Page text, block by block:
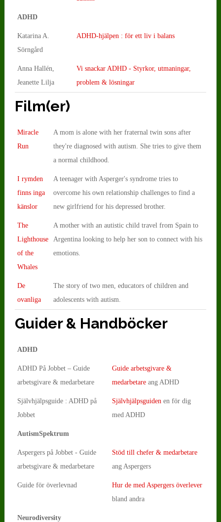
ADHD
Katarina A.
Sörngård
ADHD-hjälpen : för ett liv i balans
Anna Hallén,
Jeanette Lilja
Vi snackar ADHD - Styrkor, utmaningar,
problem & lösningar
Film(er)
Miracle
Run
A mom is alone with her fraternal twin sons after
they're diagnosed with autism. She tries to give them
a normal childhood.
I rymden
finns inga
känslor
A teenager with Asperger's syndrome tries to
overcome his own relationship challenges to find a
new girlfriend for his depressed brother.
The
Lighthouse
of the
Whales
A mother with an autistic child travel from Spain to
Argentina looking to help her son to connect with his
emotions.
De
ovanliga
The story of two men, educators of children and
adolescents with autism.
Guider & Handböcker
ADHD
ADHD På Jobbet – Guide
arbetsgivare & medarbetare
Guide arbetsgivare &
medarbetareang ADHD
Självhjälpsguide : ADHD på
Jobbet
Självhjälpsguiden en för dig
med ADHD
AutismSpektrum
Aspergers på Jobbet - Guide
arbetsgivare & medarbetare
Stöd till chefer & medarbetare
ang Aspergers
Guide för överlevnad
Hur de med Aspergers överlever
bland andra
Neurodiversity